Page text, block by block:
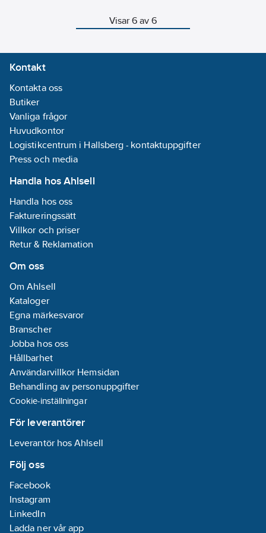
80dB. 100 Ohm
till 1000MHz.
seperationsavstånd
enligt EN 50174-2.
ISO/IEC 11801 och IEC 332-
1.
Visar 6 av 6
Kontakt
Kontakta oss
Butiker
Vanliga frågor
Huvudkontor
Logistikcentrum i Hallsberg - kontaktuppgifter
Press och media
Handla hos Ahlsell
Handla hos oss
Faktureringssätt
Villkor och priser
Retur & Reklamation
Om oss
Om Ahlsell
Kataloger
Egna märkesvaror
Branscher
Jobba hos oss
Hållbarhet
Användarvillkor Hemsidan
Behandling av personuppgifter
Cookie-inställningar
För leverantörer
Leverantör hos Ahlsell
Följ oss
Facebook
Instagram
LinkedIn
Ladda ner vår app